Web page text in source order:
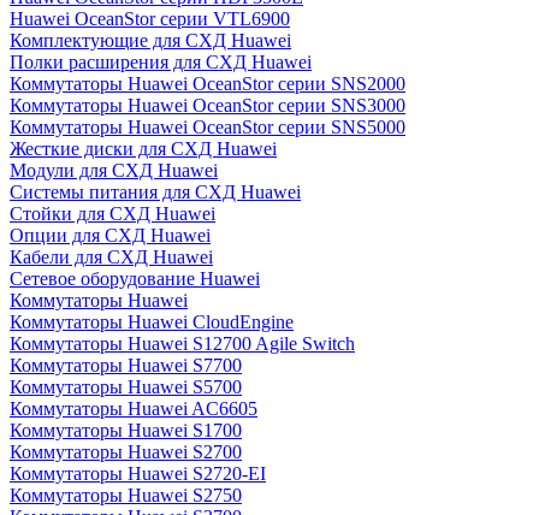
Huawei OceanStor серии VTL6900
Комплектующие для СХД Huawei
Полки расширения для СХД Huawei
Коммутаторы Huawei OceanStor серии SNS2000
Коммутаторы Huawei OceanStor серии SNS3000
Коммутаторы Huawei OceanStor серии SNS5000
Жесткие диски для СХД Huawei
Модули для СХД Huawei
Системы питания для СХД Huawei
Стойки для СХД Huawei
Опции для СХД Huawei
Кабели для СХД Huawei
Сетевое оборудование Huawei
Коммутаторы Huawei
Коммутаторы Huawei CloudEngine
Коммутаторы Huawei S12700 Agile Switch
Коммутаторы Huawei S7700
Коммутаторы Huawei S5700
Коммутаторы Huawei AC6605
Коммутаторы Huawei S1700
Коммутаторы Huawei S2700
Коммутаторы Huawei S2720-EI
Коммутаторы Huawei S2750